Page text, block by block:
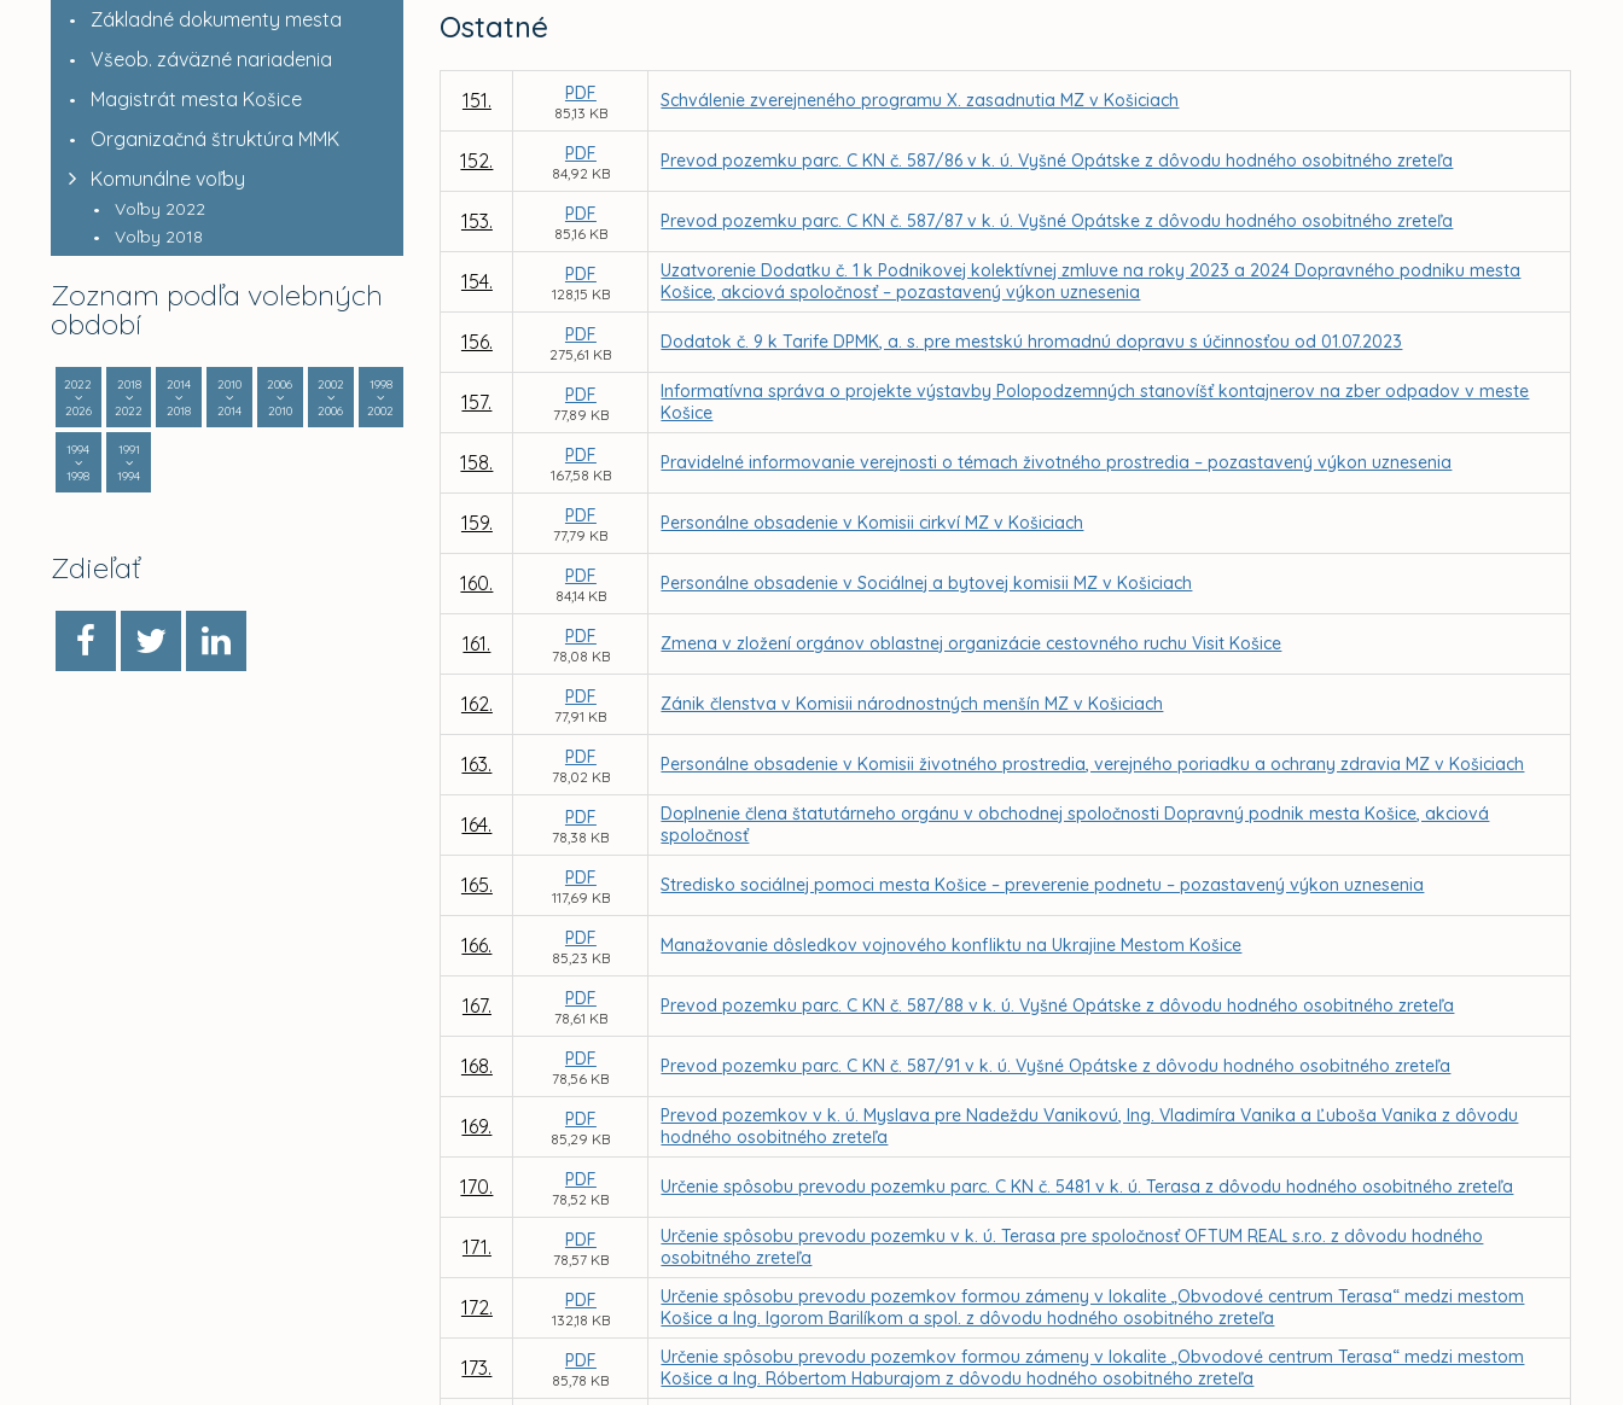
Základné dokumenty mesta
Všeob. záväzné nariadenia
Magistrát mesta Košice
Organizačná štruktúra MMK
Komunálne voľby
Voľby 2022
Voľby 2018
Zoznam podľa volebných
období
2022
2026
2018
2022
2014
2018
2010
2014
2006
2010
2002
2006
1998
2002
1994
1998
1991
1994
Zdieľať
Ostatné
151. PDF
85,13 KB
Schválenie zverejneného programu X. zasadnutia MZ v Košiciach
152. PDF
84,92 KB
Prevod pozemku parc. C KN č. 587/86 v k. ú. Vyšné Opátske z dôvodu hodného osobitného zreteľa
153. PDF
85,16 KB
Prevod pozemku parc. C KN č. 587/87 v k. ú. Vyšné Opátske z dôvodu hodného osobitného zreteľa
154. PDF
128,15 KB
Uzatvorenie Dodatku č. 1 k Podnikovej kolektívnej zmluve na roky 2023 a 2024 Dopravného podniku mesta
Košice, akciová spoločnosť – pozastavený výkon uznesenia
156. PDF
275,61 KB
Dodatok č. 9 k Tarife DPMK, a. s. pre mestskú hromadnú dopravu s účinnosťou od 01.07.2023
157. PDF
77,89 KB
Informatívna správa o projekte výstavby Polopodzemných stanovíšť kontajnerov na zber odpadov v meste
Košice
158. PDF
167,58 KB
Pravidelné informovanie verejnosti o témach životného prostredia – pozastavený výkon uznesenia
159. PDF
77,79 KB
Personálne obsadenie v Komisii cirkví MZ v Košiciach
160. PDF
84,14 KB
Personálne obsadenie v Sociálnej a bytovej komisii MZ v Košiciach
161. PDF
78,08 KB
Zmena v zložení orgánov oblastnej organizácie cestovného ruchu Visit Košice
162. PDF
77,91 KB
Zánik členstva v Komisii národnostných menšín MZ v Košiciach
163. PDF
78,02 KB
Personálne obsadenie v Komisii životného prostredia, verejného poriadku a ochrany zdravia MZ v Košiciach
164. PDF
78,38 KB
Doplnenie člena štatutárneho orgánu v obchodnej spoločnosti Dopravný podnik mesta Košice, akciová
spoločnosť
165. PDF
117,69 KB
Stredisko sociálnej pomoci mesta Košice – preverenie podnetu – pozastavený výkon uznesenia
166. PDF
85,23 KB
Manažovanie dôsledkov vojnového konfliktu na Ukrajine Mestom Košice
167. PDF
78,61 KB
Prevod pozemku parc. C KN č. 587/88 v k. ú. Vyšné Opátske z dôvodu hodného osobitného zreteľa
168. PDF
78,56 KB
Prevod pozemku parc. C KN č. 587/91 v k. ú. Vyšné Opátske z dôvodu hodného osobitného zreteľa
169. PDF
85,29 KB
Prevod pozemkov v k. ú. Myslava pre Nadeždu Vanikovú, Ing. Vladimíra Vanika a Ľuboša Vanika z dôvodu
hodného osobitného zreteľa
170. PDF
78,52 KB
Určenie spôsobu prevodu pozemku parc. C KN č. 5481 v k. ú. Terasa z dôvodu hodného osobitného zreteľa
171. PDF
78,57 KB
Určenie spôsobu prevodu pozemku v k. ú. Terasa pre spoločnosť OFTUM REAL s.r.o. z dôvodu hodného
osobitného zreteľa
172. PDF
132,18 KB
Určenie spôsobu prevodu pozemkov formou zámeny v lokalite „Obvodové centrum Terasa“ medzi mestom
Košice a Ing. Igorom Barilíkom a spol. z dôvodu hodného osobitného zreteľa
173. PDF
85,78 KB
Určenie spôsobu prevodu pozemkov formou zámeny v lokalite „Obvodové centrum Terasa“ medzi mestom
Košice a Ing. Róbertom Haburajom z dôvodu hodného osobitného zreteľa